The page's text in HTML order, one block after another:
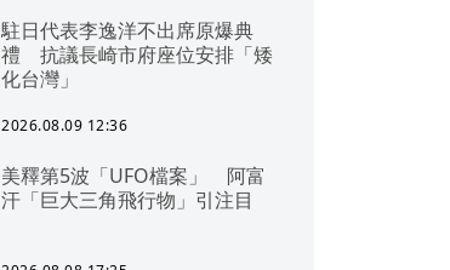
駐日代表李逸洋不出席原爆典
禮 抗議長崎市府座位安排「矮
化台灣」
2026.08.09 12:36
美釋第5波「UFO檔案」 阿富
汗「巨大三角飛行物」引注目